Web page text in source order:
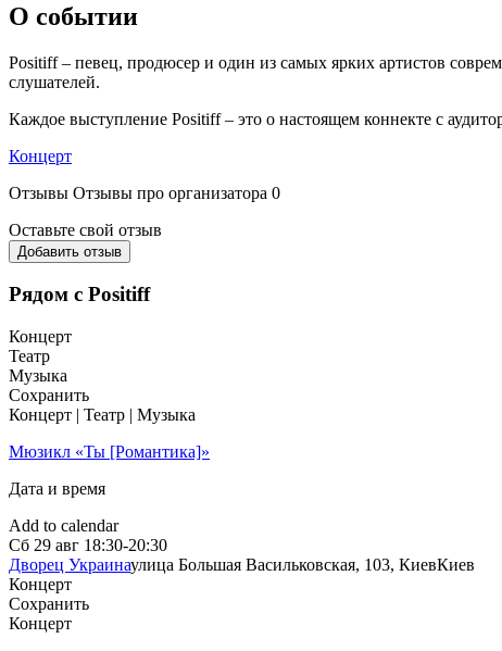
О событии
Positiff – певец, продюсер и один из самых ярких артистов
слушателей.
Каждое выступление Positiff – это о настоящем коннекте с
Концерт
Отзывы Отзывы про организатора 0
Оставьте свой отзыв
Добавить отзыв
Рядом с Positiff
Концерт
Театр
Музыка
Сохранить
Концерт | Театр | Музыка
Мюзикл «Ты [Романтика]»
Дата и время
Add to calendar
Сб 29 авг 18:30-20:30
Дворец Украинаулица Большая Васильковская, 103, КиевКиев
Концерт
Сохранить
Концерт